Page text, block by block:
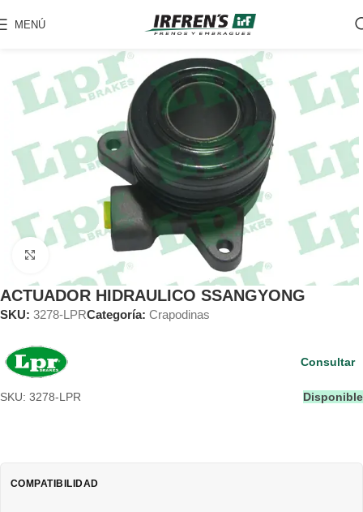
MENÚ
Clic para ampliar
ACTUADOR HIDRAULICO SSANGYONG
SKU: 3278-LPRCategoría: Crapodinas
SKU: 3278-LPR Disponible
Consultar
COMPATIBILIDAD